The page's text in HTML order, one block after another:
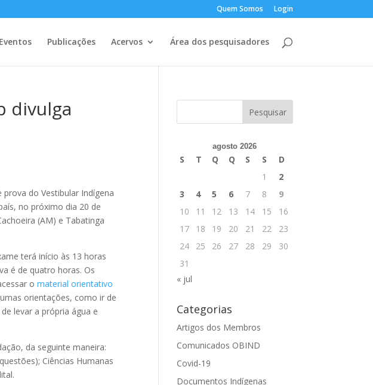
Quem Somos Login
Eventos Publicações Acervos Área dos pesquisadores
divulga
do Vestibular Indígena
no próximo dia 20 de
(AM) e Tabatinga
terá início às 13 horas
é de quatro horas. Os
omaterial orientativo
orientações, como ir de
levar a própria água e
da seguinte maneira:
Ciências Humanas
agosto 2026
S T Q Q S S
D
1
2
3
4 5 6 7 8
9
10
11 12 13 14 15
16
17
18 19 20 21 22
23
24
25 26 27 28 29
30
31
« jul
Categorias
Artigos dos Membros
Comunicados OBIND
Covid-19
Documentos Indígenas